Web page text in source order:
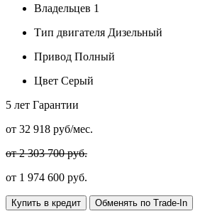
Владельцев 1
Тип двигателя Дизельный
Привод Полный
Цвет Серый
5 лет Гарантии
от 32 918 руб/мес.
от 2 303 700 руб.
от 1 974 600 руб.
Купить в кредит Обменять по Trade-In